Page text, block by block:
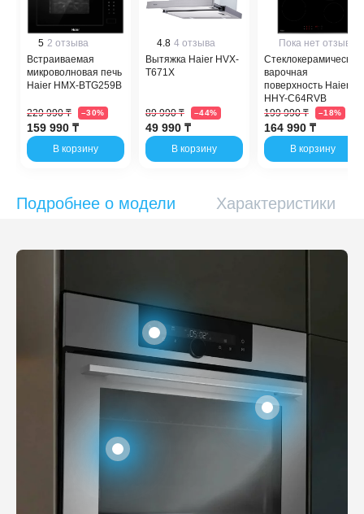
5 2 отзыва
Встраиваемая
микроволновая печь
Haier HMX-BTG259B
159 990 ₸
229 990 ₸ –30%
В корзину
4.8 4 отзыва
Вытяжка Haier HVX-
T671X
49 990 ₸
89 990 ₸ –44%
В корзину
Пока нет отзывов
Стеклокерамическая
варочная
поверхность Haier
HHY-C64RVB
164 990 ₸
199 990 ₸ –18%
В корзину
Подробнее о модели Характеристики